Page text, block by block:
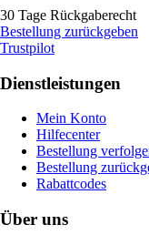
30 Tage Rückgaberecht
Bestellung zurückgeben
Trustpilot
Dienstleistungen
Mein Konto
Hilfecenter
Bestellung
Bestellung
Rabattcodes
Über uns